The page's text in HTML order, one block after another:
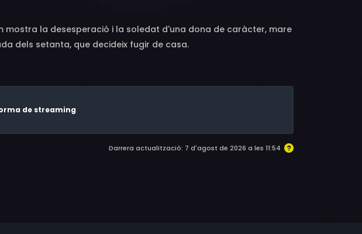
mostra la desesperació i la soledat d'una dona de caràcter, mare
dels setanta, que decideix fugir de casa.
de streaming
Darrera actualització: 7 d'agost de 2026 a les 11:54